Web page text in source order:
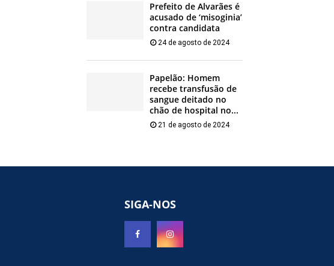
Prefeito de Alvarães é
acusado de ‘misoginia’
contra candidata
24 de agosto de 2024
Papelão: Homem
recebe transfusão de
sangue deitado no
chão de hospital no...
21 de agosto de 2024
SIGA-NOS